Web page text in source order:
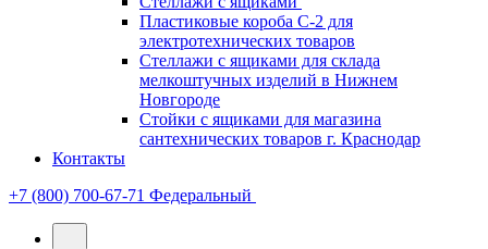
Пластиковые короба С-2 для
электротехнических товаров
Стеллажи с ящиками для склада
мелкоштучных изделий в Нижнем
Новгороде
Стойки с ящиками для магазина
сантехнических товаров г. Краснодар
Контакты
+7 (800) 700-67-71 Федеральный